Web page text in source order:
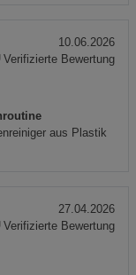
aus Plastik
10.06.2026
Verifizierte Bewertung
27.04.2026
Verifizierte Bewertung